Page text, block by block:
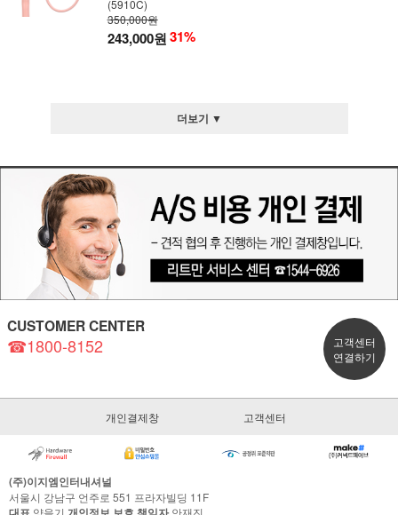
(5910C)
350,000원
243,000원31%
더보기 ▼
CUSTOMER CENTER
☎1800-8152
고객센터
연결하기
개인결제창 고객센터
(주)이지엠인터내셔널
서울시 강남구 언주로 551 프라자빌딩 11F
양을기 안재진